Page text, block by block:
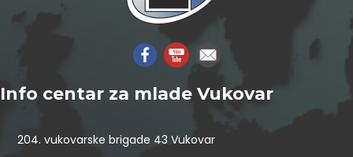
Info centar za mlade Vukovar
204. vukovarske brigade 43 Vukovar